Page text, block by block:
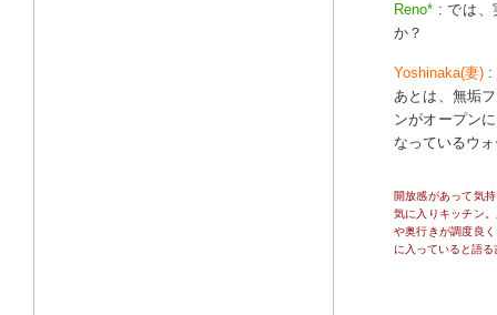
Reno* : では、
か？
Yoshinaka(妻) :
あとは、無垢
ンがオープン
なっているウ
開放感があって気
気に入りキッチン
や奥行きが調度良
に入っていると語